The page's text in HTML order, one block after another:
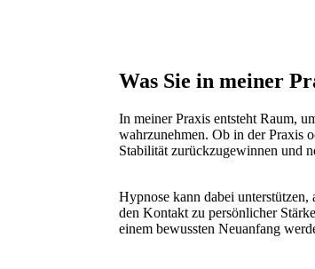
Was Sie in meiner
In meiner Praxis entsteht Raum,
wahrzunehmen. Ob in der Praxis
Stabilität zurückzugewinnen und
Hypnose kann dabei
den Kontakt zu persönlicher
einem bewussten Neuanfang